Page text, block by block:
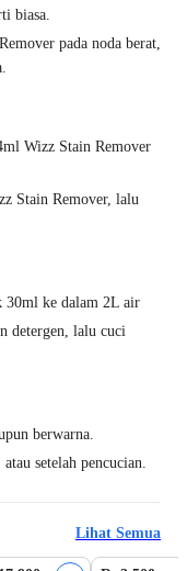
biasa.
pada noda berat,
Wizz Stain Remover
Stain Remover, lalu
30ml ke dalam 2L air
detergen, lalu cuci
berwarna.
setelah pencucian.
Lihat Semua